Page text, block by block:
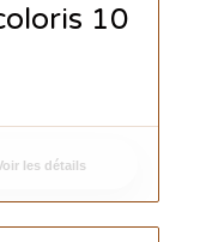
10
les détails